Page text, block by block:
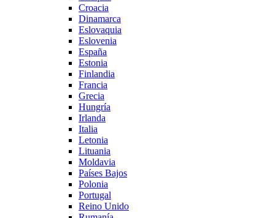
Croacia
Dinamarca
Eslovaquia
Eslovenia
España
Estonia
Finlandia
Francia
Grecia
Hungría
Irlanda
Italia
Letonia
Lituania
Moldavia
Países Bajos
Polonia
Portugal
Reino Unido